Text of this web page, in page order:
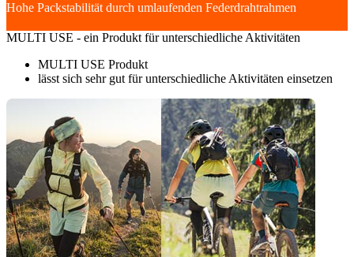
Hohe Packstabilität durch umlaufenden Federdrahtrahmen
MULTI USE - ein Produkt für unterschiedliche Aktivitäten
MULTI USE Produkt
lässt sich sehr gut für unterschiedliche Aktivitäten einsetzen